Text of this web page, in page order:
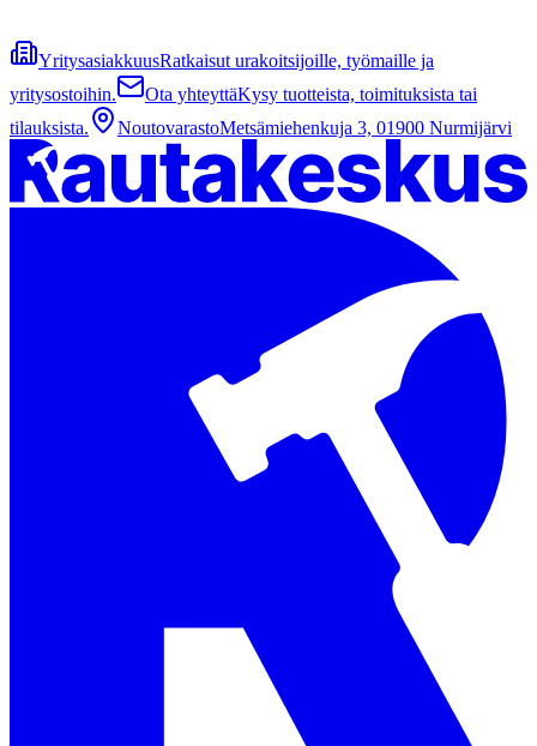
YritysasiakkuusRatkaisut urakoitsijoille, työmaille ja
yritysostoihin.
Ota yhteyttäKysy tuotteista, toimituksista tai
tilauksista.
NoutovarastoMetsämiehenkuja 3, 01900 Nurmijärvi